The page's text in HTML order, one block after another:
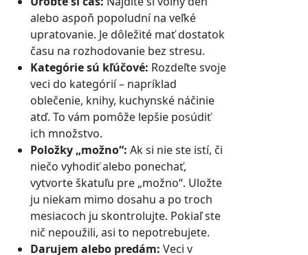
alebo aspoň popoludní na veľké
upratovanie. Je dôležité mať dostatok
času na rozhodovanie bez stresu.
Kategórie sú kľúčové: Rozdeľte svoje
veci do kategórií – napríklad
oblečenie, knihy, kuchynské náčinie
atď. To vám pomôže lepšie posúdiť
ich množstvo.
Položky „možno“: Ak si nie ste istí, či
niečo vyhodiť alebo ponechať,
vytvorte škatuľu pre „možno“. Uložte
ju niekam mimo dosahu a po troch
mesiacoch ju skontrolujte. Pokiaľ ste
nič nepoužili, asi to nepotrebujete.
Darujem alebo predám: Veci v